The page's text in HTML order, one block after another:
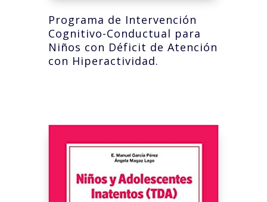
Programa de Intervención
Cognitivo-Conductual para
Niños con Déficit de Atención
con Hiperactividad.